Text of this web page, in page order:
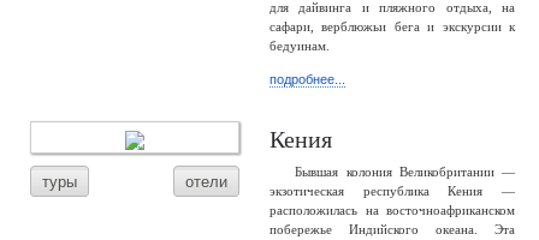
для дайвинга и пляжного отдыха, на
сафари, верблюжьи бега и экскурсии к
бедуинам.
подробнее...
туры отели
Кения
Бывшая колония Великобритании —
экзотическая республика Кения —
расположилась на восточноафриканском
побережье Индийского океана. Эта